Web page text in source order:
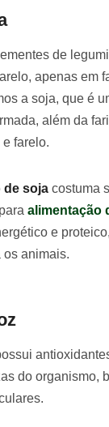
de
apenas em
a soja, que é
além da
farelo.
de soja costuma
alimentação
e
animais.
do organismo,